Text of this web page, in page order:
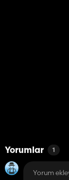
Yorumlar 1